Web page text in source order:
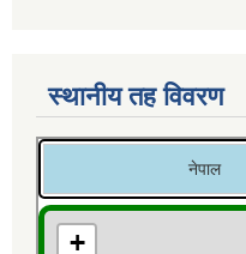
स्थानीय तह विवरण